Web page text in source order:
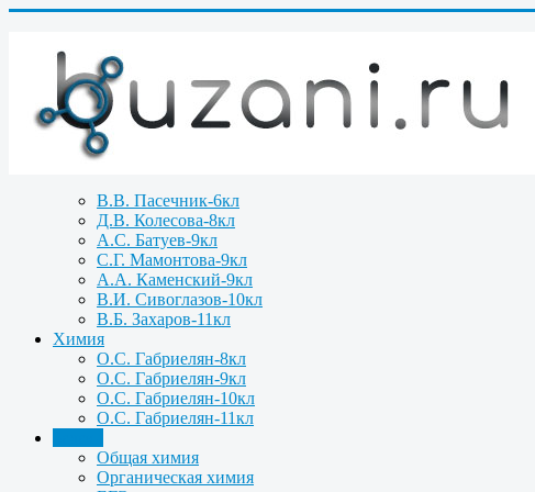
В.В. Пасечник-6кл
Д.В. Колесова-8кл
А.С. Батуев-9кл
С.Г. Мамонтова-9кл
А.А. Каменский-9кл
В.И. Сивоглазов-10кл
В.Б. Захаров-11кл
Химия
О.С. Габриелян-8кл
О.С. Габриелян-9кл
О.С. Габриелян-10кл
О.С. Габриелян-11кл
Общая химия
Органическая химия